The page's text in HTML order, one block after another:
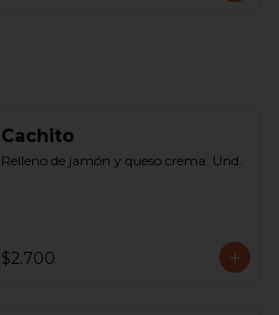
Cachito
Relleno de jamón y queso crema. Und.
$2.700